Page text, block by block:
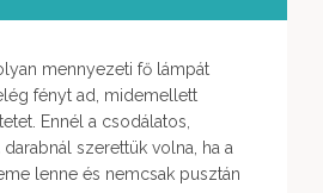
mennyezeti fő lámpát
fényt ad, midemellett
Ennél a csodálatos,
darabnál szerettük volna, ha a
lenne és nemcsak pusztán